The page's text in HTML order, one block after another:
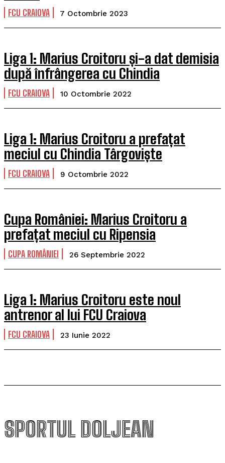
FCU CRAIOVA 7 Octombrie 2023
Liga 1: Marius Croitoru și-a dat demisia
după înfrângerea cu Chindia
FCU CRAIOVA 10 Octombrie 2022
Liga 1: Marius Croitoru a prefațat
meciul cu Chindia Târgoviște
FCU CRAIOVA 9 Octombrie 2022
Cupa României: Marius Croitoru a
prefațat meciul cu Ripensia
CUPA ROMÂNIEI 26 Septembrie 2022
Liga 1: Marius Croitoru este noul
antrenor al lui FCU Craiova
FCU CRAIOVA 23 Iunie 2022
SPORTUL DOLJEAN